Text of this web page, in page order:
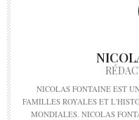
NICOLAS FONTAINE EST
FAMILLES ROYALES ET
MONDIALES. NICOLAS